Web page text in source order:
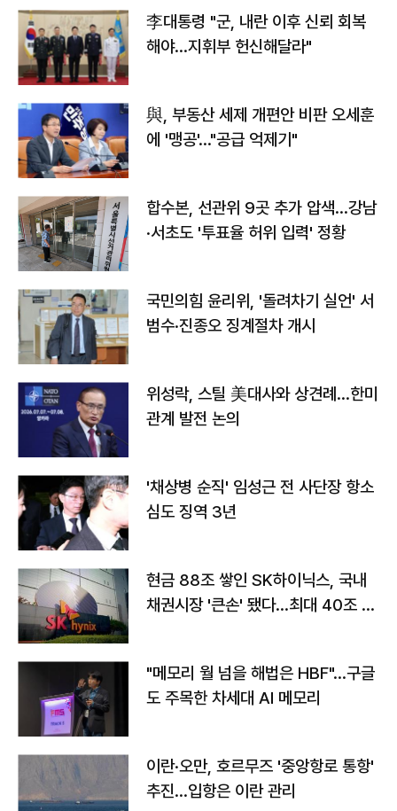
李대통령 "군, 내란 이후 신뢰 회복
해야…지휘부 헌신해달라"
與, 부동산 세제 개편안 비판 오세훈
에 '맹공'…"공급 억제기"
합수본, 선관위 9곳 추가 압색…강남
·서초도 '투표율 허위 입력' 정황
국민의힘 윤리위, '돌려차기 실언' 서
범수·진종오 징계절차 개시
위성락, 스틸 美대사와 상견례…한미
관계 발전 논의
'채상병 순직' 임성근 전 사단장 항소
심도 징역 3년
현금 88조 쌓인 SK하이닉스, 국내
채권시장 '큰손' 됐다…최대 40조 투
"메모리 월 넘을 해법은 HBF"…구글
도 주목한 차세대 AI 메모리
이란·오만, 호르무즈 '중앙항로 통항'
추진…입항은 이란 관리